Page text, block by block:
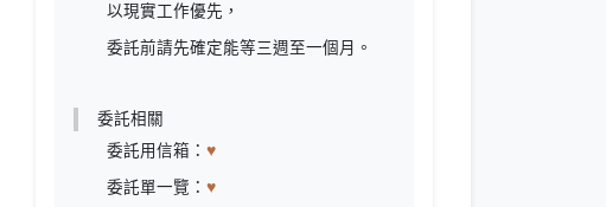
以現實工作優先，
委託前請先確定能等三週至一個月。
委託相關
委託用信箱：♥
委託單一覽：♥